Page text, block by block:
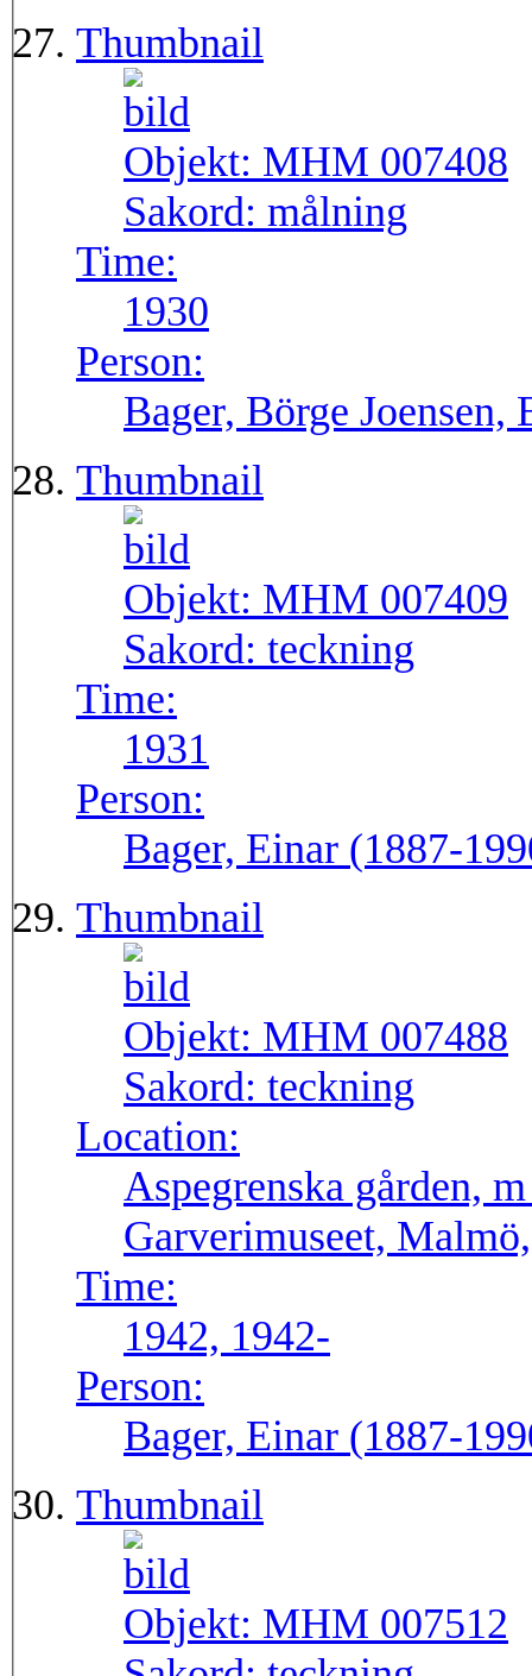
Thumbnail
Objekt: MHM 007408
Sakord: målning
Time:
1930
Person:
Bager, Börge
Thumbnail
Objekt: MHM 007409
Sakord: teckning
Time:
1931
Person:
Bager, Einar (1887-
Thumbnail
Objekt: MHM 007488
Sakord: teckning
Location:
Aspegrenska gården,
Garverimuseet,
Time:
1942, 1942-
Person:
Bager, Einar (1887-
Thumbnail
Objekt: MHM 007512